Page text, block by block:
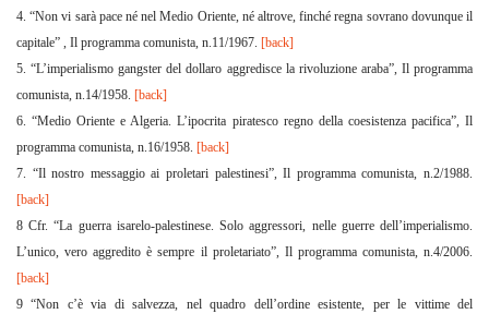
4. “Non vi sarà pace né nel Medio Oriente, né altrove, finché regna sovrano dovunque il
capitale” , Il programma comunista, n.11/1967. [back]
5. “L’imperialismo gangster del dollaro aggredisce la rivoluzione araba”, Il programma
comunista, n.14/1958. [back]
6. “Medio Oriente e Algeria. L’ipocrita piratesco regno della coesistenza pacifica”, Il
programma comunista, n.16/1958. [back]
7. “Il nostro messaggio ai proletari palestinesi”, Il programma comunista, n.2/1988.
[back]
8 Cfr. “La guerra isarelo-palestinese. Solo aggressori, nelle guerre dell’imperialismo.
L’unico, vero aggredito è sempre il proletariato”, Il programma comunista, n.4/2006.
[back]
9 “Non c’è via di salvezza, nel quadro dell’ordine esistente, per le vittime del